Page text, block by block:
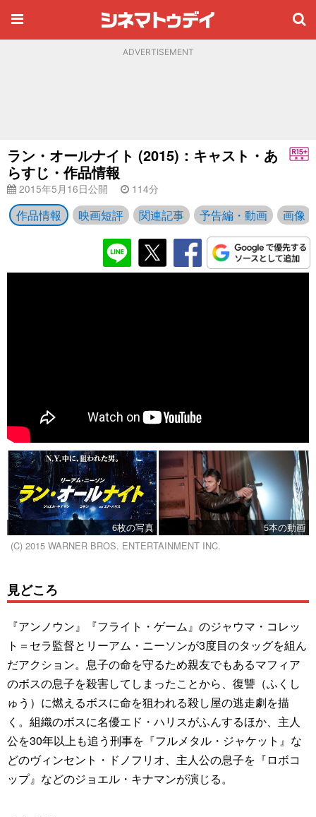
ADVERTISEMENT
ラン・オールナイト (2015)：キャスト・あ
らすじ・作品情報
2015年5月16日公開 114分
作品情報 映画短評 関連記事 予告編・動画 画像
6枚の写真
5本の動画
(C) 2015 WARNER BROS. ENTERTAINMENT INC.
見どころ
『アンノウン』『フライト・ゲーム』のジャウマ・コレッ
ト＝セラ監督とリーアム・ニーソンが3度目のタッグを組ん
だアクション。息子の命を守るため親友でもあるマフィア
のボスの息子を殺害してしまったことから、復讐（ふくし
ゅう）に燃えるボスに命を狙われる殺し屋の逃走劇を描
く。組織のボスに名優エド・ハリスがふんするほか、主人
公を30年以上も追う刑事を『フルメタル・ジャケット』な
どのヴィンセント・ドノフリオ、主人公の息子を『ロボコ
ップ』などのジョエル・キナマンが演じる。